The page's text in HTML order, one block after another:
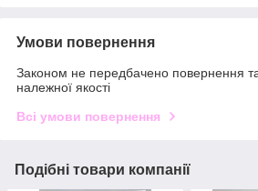
Умови повернення
Законом не передбачено повернення
належної якості
Всі умови повернення
Подібні товари компанії